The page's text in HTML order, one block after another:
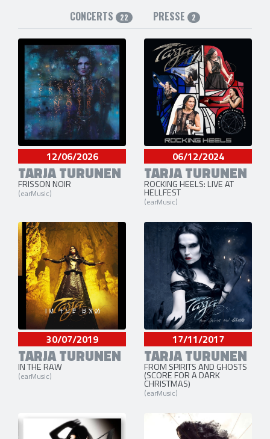
CONCERTS 22 PRESSE 2
12/06/2026
TARJA TURUNEN
FRISSON NOIR
(earMusic)
06/12/2024
TARJA TURUNEN
ROCKING HEELS: LIVE AT
HELLFEST
(earMusic)
30/07/2019
TARJA TURUNEN
IN THE RAW
(earMusic)
17/11/2017
TARJA TURUNEN
FROM SPIRITS AND GHOSTS
(SCORE FOR A DARK
CHRISTMAS)
(earMusic)